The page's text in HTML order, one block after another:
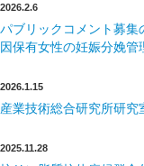
2026.2.6
パブリックコメント募
因保有女性の妊娠分娩管
2026.1.15
産業技術総合研究所研究
2025.11.28